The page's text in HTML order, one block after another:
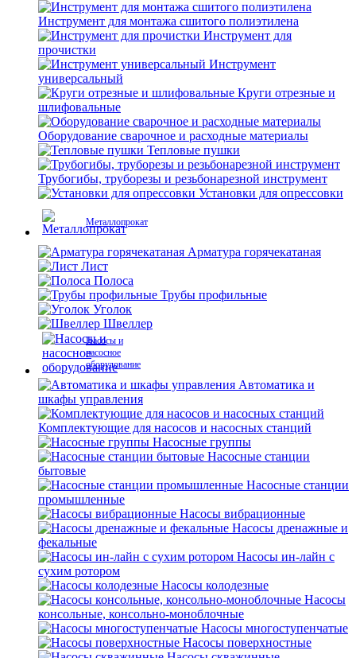
Инструмент для монтажа сшитого полиэтилена
Инструмент для
прочистки
Инструмент
универсальный
Круги отрезные и
шлифовальные
Оборудование сварочное и расходные материалы
Тепловые пушки
Трубогибы, труборезы и резьбонарезной инструмент
Установки для опрессовки
Металлопрокат
Арматура горячекатаная
Лист
Полоса
Трубы профильные
Уголок
Швеллер
Насосы и
насосное
оборудование
Автоматика и
шкафы управления
Комплектующие для насосов и насосных станций
Насосные группы
Насосные станции
бытовые
Насосные станции
промышленные
Насосы вибрационные
Насосы дренажные и
фекальные
Насосы ин-лайн с
сухим ротором
Насосы колодезные
Насосы
консольные, консольно-моноблочные
Насосы многоступенчатые
Насосы поверхностные